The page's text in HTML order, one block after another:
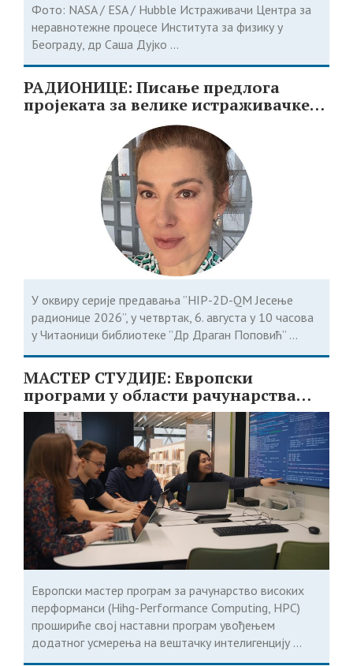
Фото: NASA / ESA / Hubble Истраживачи Центра за
неравнотежне процесе Института за физику у
Београду, др Саша Дујко ...
РАДИОНИЦЕ: Писање предлога
пројеката за велике истраживачке
инфраструктуре
У оквиру серије предавања ”HIP-2D-QM Јесење
радионице 2026”, у четвртак, 6. августа у 10 часова
у Читаоници библиотеке ”Др Драган Поповић” ...
МАСТЕР СТУДИЈЕ: Европски
програми у области рачунарства
доступни студентима из Србије
Европски мастер програм за рачунарство високих
перформанси (Hihg-Performance Computing, HPC)
прошириће свој наставни програм увођењем
додатног усмерења на вештачку интелигенцију ...